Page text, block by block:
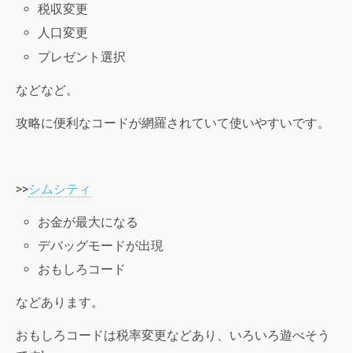
税収変更
人口変更
プレゼント選択
などなど。
攻略に便利なコードが網羅されていて使いやすいです。
>>シムシティ
お金が最大になる
デバッグモードが出現
おもしろコード
などあります。
おもしろコードは税率変更などあり、いろいろ遊べそう